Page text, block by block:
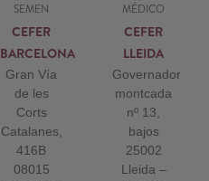
SEMEN
CEFER
BARCELONA
Gran Vía
de les
Corts
Catalanes,
416B
08015
MÉDICO
CEFER
LLEIDA
Governador
montcada
nº 13,
bajos
25002
Lleida –